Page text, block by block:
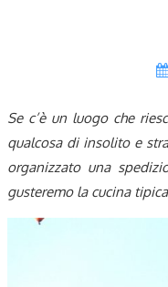
Se c’è un luogo che
qualcosa di insolito e
organizzato una
gusteremo la cucina